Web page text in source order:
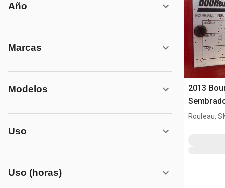
Año
Marcas
Modelos
Uso
Uso (horas)
2013
Rouleau,